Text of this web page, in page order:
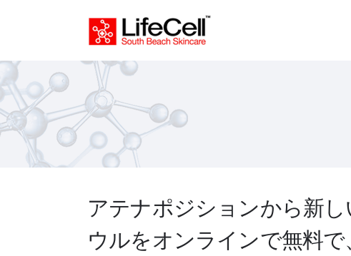
アテナポジションから新
ウルをオンラインで無料